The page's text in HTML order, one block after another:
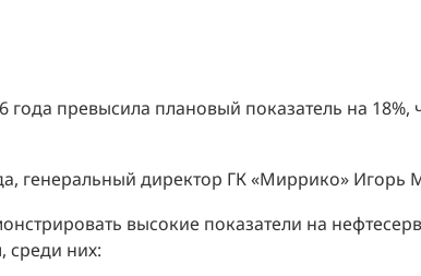
превысила плановый показатель на
генеральный директор ГК «Миррико» Игорь
высокие показатели на
них: